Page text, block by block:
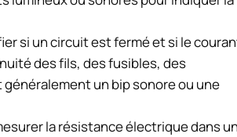
si un circuit est fermé et si le
des fils, des fusibles, des
un bip sonore ou une
la résistance électrique dans un